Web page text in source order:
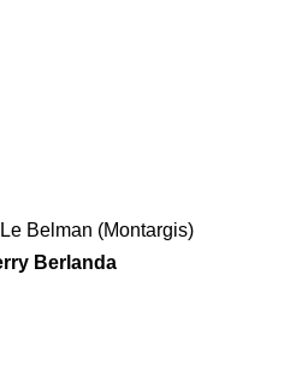
Belman (Montargis)
Berlanda